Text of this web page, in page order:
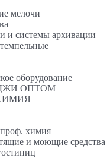
мелочи
и системы архивации
оборудование
ОПТОМ
химия
и моющие средства